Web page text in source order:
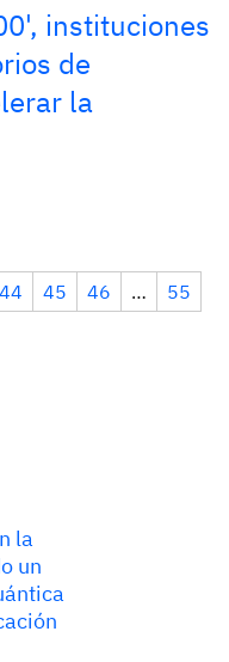
instituciones
de
la
44 45 46 …
55
la
un